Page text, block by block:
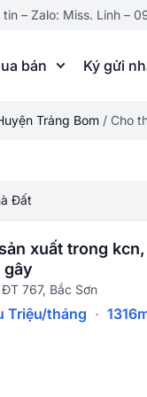
– Zalo: Miss. Linh –
bán Ký gửi
Trảng Bom / Cho
Đất
xuất trong
gây
767, Bắc Sơn
Triệu/tháng ·